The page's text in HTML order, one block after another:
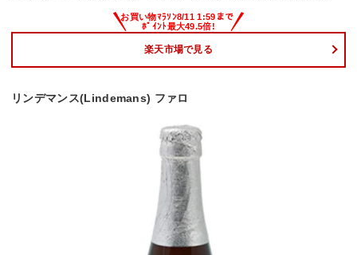
楽天市場で見る
リンデマンス(Lindemans) ファロ